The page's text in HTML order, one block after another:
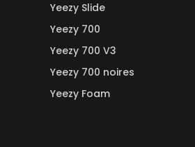
Yeezy Slide
Yeezy 700
Yeezy 700 V3
Yeezy 700 noires
Yeezy Foam